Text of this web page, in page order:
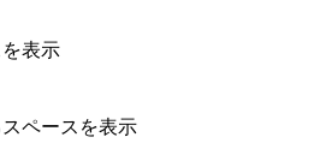
表示
ペースを表示